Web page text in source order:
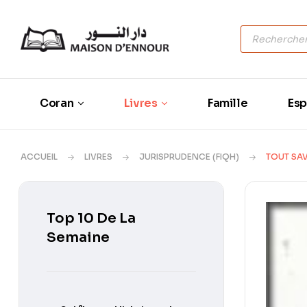
Coran Livres Famille
ACCUEIL LIVRES JURISPRUDENCE (FIQH) TOUT
Top 10 De La
Semaine